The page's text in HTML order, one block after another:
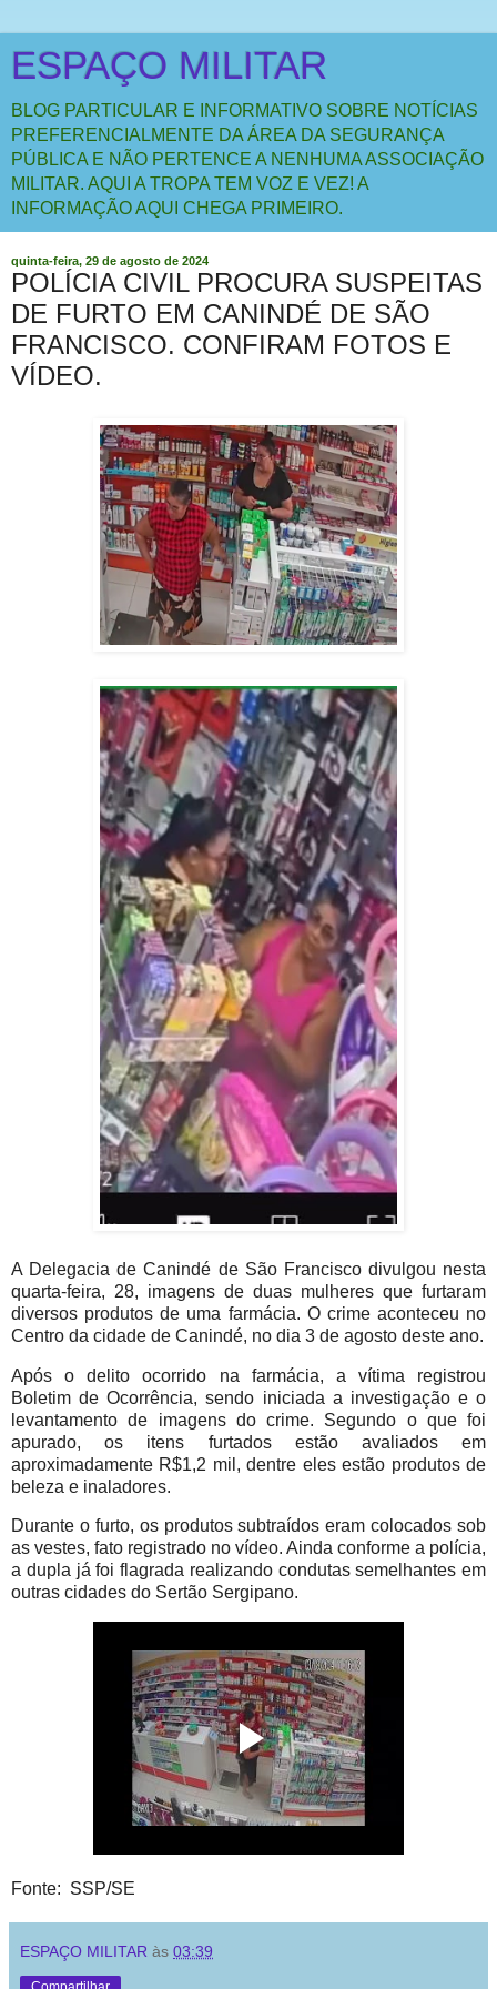
ESPAÇO MILITAR
BLOG PARTICULAR E INFORMATIVO SOBRE NOTÍCIAS
PREFERENCIALMENTE DA ÁREA DA SEGURANÇA
PÚBLICA E NÃO PERTENCE A NENHUMA ASSOCIAÇÃO
MILITAR. AQUI A TROPA TEM VOZ E VEZ! A
INFORMAÇÃO AQUI CHEGA PRIMEIRO.
quinta-feira, 29 de agosto de 2024
POLÍCIA CIVIL PROCURA SUSPEITAS
DE FURTO EM CANINDÉ DE SÃO
FRANCISCO. CONFIRAM FOTOS E
VÍDEO.
A Delegacia de Canindé de São Francisco divulgou nesta
quarta-feira, 28, imagens de duas mulheres que furtaram
diversos produtos de uma farmácia. O crime aconteceu no
Centro da cidade de Canindé, no dia 3 de agosto deste ano.
Após o delito ocorrido na farmácia, a vítima registrou
Boletim de Ocorrência, sendo iniciada a investigação e o
levantamento de imagens do crime. Segundo o que foi
apurado, os itens furtados estão avaliados em
aproximadamente R$1,2 mil, dentre eles estão produtos de
beleza e inaladores.
Durante o furto, os produtos subtraídos eram colocados sob
as vestes, fato registrado no vídeo. Ainda conforme a polícia,
a dupla já foi flagrada realizando condutas semelhantes em
outras cidades do Sertão Sergipano.
Fonte: SSP/SE
ESPAÇO MILITAR às 03:39